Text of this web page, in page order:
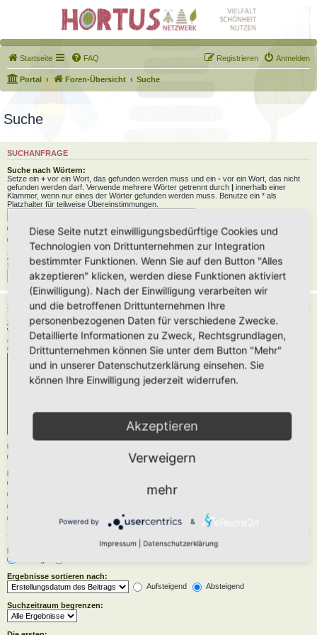
Startseite FAQ Anmelden
Registrieren
Portal Foren-Übersicht Suche
Suche
SUCHANFRAGE
Suche nach Wörtern:
Setze ein + vor ein Wort, das gefunden werden muss und ein - vor ein Wort, das nicht
gefunden werden darf. Verwende mehrere Wörter getrennt durch
innerhalb einer
Klammer, wenn nur eines der Wörter gefunden werden muss. Benutze ein * als
Platzhalter für teilweise Übereinstimmungen.
Nach allen Begriffen suchen oder Suche wie angegeben verwenden
Zu suchender Autor:
Benutze ein * als Platzhalter für teilweise Übereinstimmungen.
SUCHOPTIONEN
Zu durchsuchende Foren:
Wähle das Forum oder die Foren aus, in denen gesucht werden soll. Unterforen werden
automatisch mit durchsucht, sofern du die Option „Unterforen durchsuchen“ unten nicht
deaktivierst.
Unterforen durchsuchen:
Innerhalb suchen:
Nur im ersten Beitrag der Themen
Ergebnisse anzeigen als:
Ergebnisse sortieren nach:
Aufsteigend
Absteigend
Suchzeitraum begrenzen:
Diese Seite nutzt einwilligungsbedürftige Cookies und
Technologien von Drittunternehmen zur Integration
bestimmter Funktionen. Wenn Sie auf den Button "Alles
akzeptieren" klicken, werden diese Funktionen aktiviert
(Einwilligung). Nach der Einwilligung verarbeiten wir
und die betroffenen Drittunternehmen Ihre
personenbezogenen Daten für verschiedene Zwecke.
Detaillierte Informationen zu Zweck, Rechtsgrundlagen,
Drittunternehmen können Sie unter dem Button "Mehr"
und in unserer Datenschutzerklärung einsehen. Sie
können Ihre Einwilligung jederzeit widerrufen.
Akzeptieren
Verweigern
mehr
Powered by &
Impressum Datenschutzerklärung